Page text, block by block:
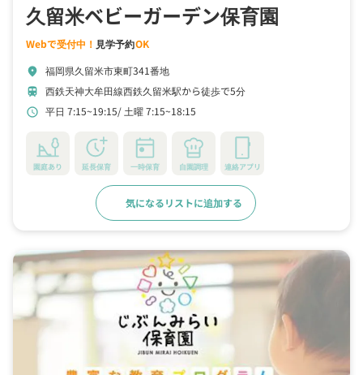
久留米ベビーガーデン保育園
Webで受付中！ 見学予約OK
location_on 福岡県久留米市東町341番地
train 西鉄天神大牟田線西鉄久留米駅から徒歩で5分
schedule 平日 7:15~19:15 土曜 7:15~18:15
園庭あり 延長保育 一時保育 自園調理 連絡アプリ
気になるリストに追加する